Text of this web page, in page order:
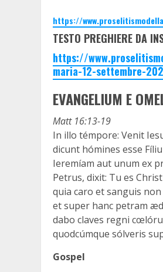
https://
TESTO PREGHIERE DA
https://
maria-12-settembre-
EVANGELIUM E
Matt 16:13-19
In illo témpore: Venit
dicunt hómines esse
Ieremíam aut unum ex
Petrus, dixit: Tu es
quia caro et sanguis
et super hanc petram
dabo claves regni
quodcúmque sólveris
Gospel